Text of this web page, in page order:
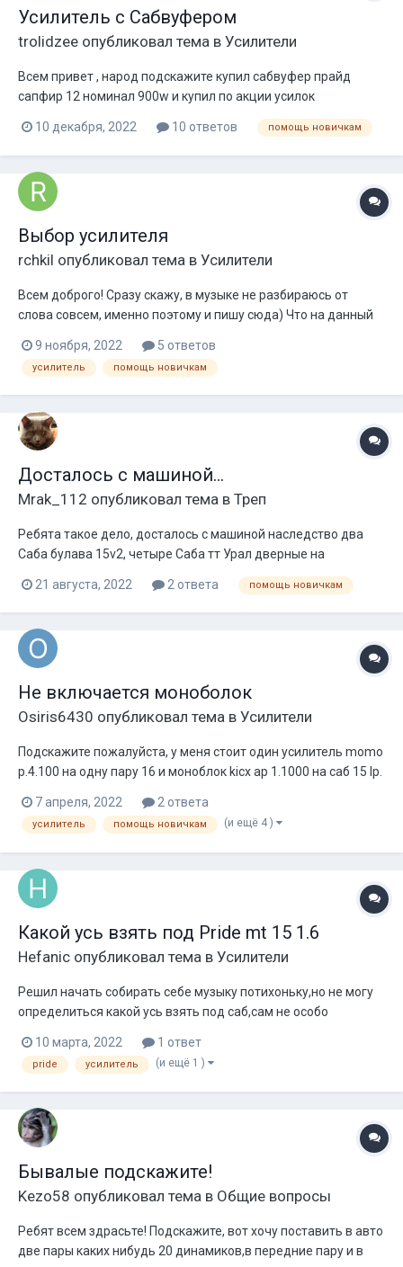
Усилитель с Сабвуфером
trolidzee опубликовал тема в Усилители
Всем привет , народ подскажите купил сабвуфер прайд
сапфир 12 номинал 900w и купил по акции усилок
APOCALYPSE AAP-2100.1D ATOM PLUS нормально подойдут
друг другу? Что делать с питание сильно повлияет на
просад акб которая с завода. И , что лучше мне сделать ?
10 декабря, 2022 10 ответов помощь новичкам
Выбор усилителя
rchkil опубликовал тема в Усилители
Всем доброго! Сразу скажу, в музыке не разбираюсь от
слова совсем, именно поэтому и пишу сюда) Что на данный
Alphard Apocalypse AP-M61SE Сабвуфер - Mystery MBB-302A
Характеристики прикрепляю. Голова и сабвуфер ос...
9 ноября, 2022 5 ответов
усилитель помощь новичкам
Досталось с машиной...
Mrak_112 опубликовал тема в Треп
Ребята такое дело, досталось с машиной наследство два
Саба булава 15v2, четыре Саба тт Урал дверные на
подиумах, и усилок ацв на 1300w 4канала, что надо
докупить, и куда бросить усилок ацв на двери или на пару
сабов. Знаю только как подключать это всё, а как рассчитать
не понимаю ничего, то что...
21 августа, 2022 2 ответа помощь новичкам
Не включается моноболок
Osiris6430 опубликовал тема в Усилители
Подскажите пожалуйста, у меня стоит один усилитель momo
p.4.100 на одну пару 16 и моноблок kicx ap 1.1000 на саб 15 lp.
включить решил музыку смотрю только саб играет а фронт
нет, посмотрел усилитель не горит никакая лампочка,
подумал может в защиту у...
7 апреля, 2022 2 ответа
усилитель помощь новичкам (и ещё 4 )
Какой усь взять под Pride mt 15 1.6
Hefanic опубликовал тема в Усилители
Решил начать собирать себе музыку потихоньку,но не могу
определиться какой усь взять под саб,сам не особо
правильно его подключить
10 марта, 2022 1 ответ
pride усилитель (и ещё 1 )
Бывалые подскажите!
Kezo58 опубликовал тема в Общие вопросы
Ребят всем здрасьте! Подскажите, вот хочу поставить в авто
две пары каких нибудь 20 динамиков,в передние пару и в